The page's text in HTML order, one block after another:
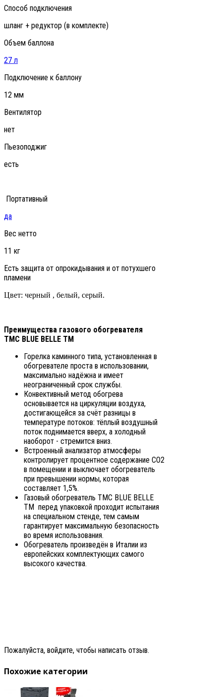
Способ подключения
шланг + редуктор (в комплекте)
Объем баллона
27 л
Подключение к баллону
12 мм
Вентилятор
нет
Пьезоподжиг
есть
Портативный
да
Вес нетто
11 кг
Есть защита от опрокидывания и от потухшего
пламени
Цвет: черный , белый, серый.
Преимущества газового обогревателя
ТМС BLUE BELLE ТМ
Горелка каминного типа, установленная в
обогревателе проста в использовании,
максимально надёжна и имеет
неограниченный срок службы.
Конвективный метод обогрева
основывается на циркуляции воздуха,
достигающейся за счёт разницы в
температуре потоков: тёплый воздушный
поток поднимается вверх, а холодный
наоборот - стремится вниз.
Встроенный анализатор атмосферы
контролирует процентное содержание СО2
в помещении и выключает обогреватель
при превышении нормы, которая
составляет 1,5%.
Газовый обогреватель ТМС BLUE BELLE
ТМ перед упаковкой проходит испытания
на специальном стенде, тем самым
гарантирует максимальную безопасность
во время использования.
Обогреватель произведён в Италии из
европейских комплектующих самого
высокого качества.
Пожалуйста, войдите, чтобы написать отзыв.
Похожие категории